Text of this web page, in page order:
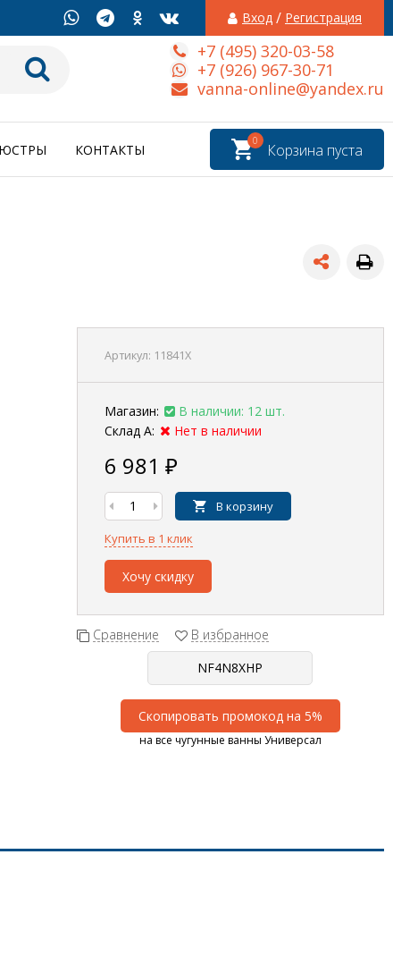
Вход / Регистрация
+7 (495) 320-03-58
+7 (926) 967-30-71
vanna-online@yandex.ru
Корзина пуста
0
КОНТАКТЫ
Артикул: 11841X
Магазин:
В наличии: 12 шт.
Склад А:
Нет в наличии
6 981 ₽
В корзину
Купить в 1 клик
Хочу скидку
Сравнение В избранное
Скопировать промокод на 5%
на все чугунные ванны Универсал